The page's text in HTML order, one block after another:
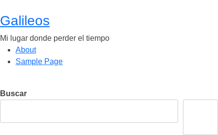
al
contenido
Galileos
Mi lugar donde perder el tiempo
About
Sample Page
Buscar